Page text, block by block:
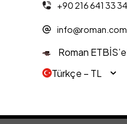
+90 216 641 33 34
Roman ETBİS’e
Türkçe − TL